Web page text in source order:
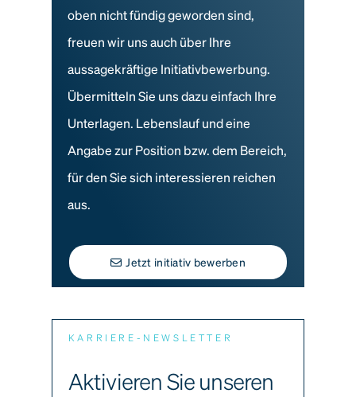
oben nicht fündig geworden sind,
freuen wir uns auch über Ihre
aussagekräftige Initiativbewerbung.
Übermitteln Sie uns dazu einfach Ihre
Unterlagen. Lebenslauf und eine
Angabe zur Position bzw. dem Bereich,
für den Sie sich interessieren reichen
aus.
Jetzt initiativ bewerben
KARRIERE-NEWSLETTER
Aktivieren Sie unseren